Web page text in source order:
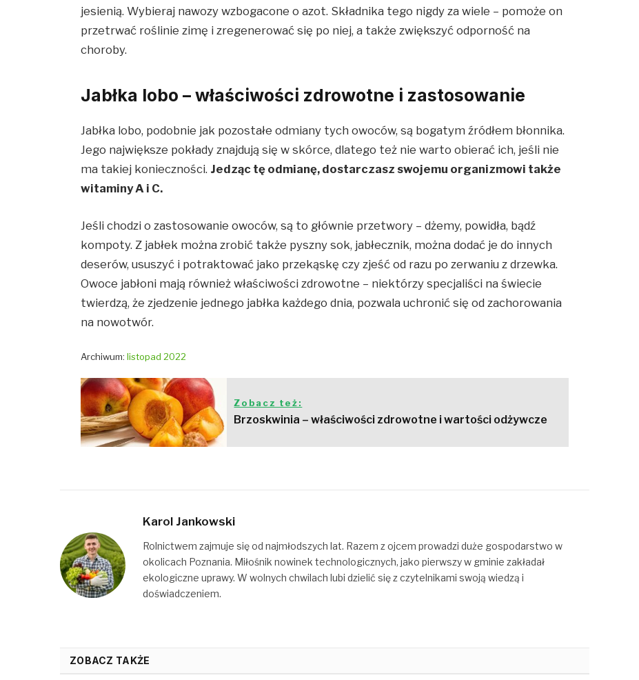
jesienią. Wybieraj nawozy wzbogacone o azot. Składnika tego nigdy za wiele – pomoże on
przetrwać roślinie zimę i zregenerować się po niej, a także zwiększyć odporność na
choroby.
Jabłka lobo – właściwości zdrowotne i zastosowanie
Jabłka lobo, podobnie jak pozostałe odmiany tych owoców, są bogatym źródłem błonnika.
Jego największe pokłady znajdują się w skórce, dlatego też nie warto obierać ich, jeśli nie
ma takiej konieczności. Jedząc tę odmianę, dostarczasz swojemu organizmowi także
witaminy A i C.
Jeśli chodzi o zastosowanie owoców, są to głównie przetwory – dżemy, powidła, bądź
kompoty. Z jabłek można zrobić także pyszny sok, jabłecznik, można dodać je do innych
deserów, ususzyć i potraktować jako przekąskę czy zjeść od razu po zerwaniu z drzewka.
Owoce jabłoni mają również właściwości zdrowotne – niektórzy specjaliści na świecie
twierdzą, że zjedzenie jednego jabłka każdego dnia, pozwala uchronić się od zachorowania
na nowotwór.
Archiwum:listopad 2022
Zobacz też:
Brzoskwinia – właściwości zdrowotne i wartości odżywcze
Karol Jankowski
Rolnictwem zajmuje się od najmłodszych lat. Razem z ojcem prowadzi duże gospodarstwo w
okolicach Poznania. Miłośnik nowinek technologicznych, jako pierwszy w gminie zakładał
ekologiczne uprawy. W wolnych chwilach lubi dzielić się z czytelnikami swoją wiedzą i
doświadczeniem.
ZOBACZ TAKŻE